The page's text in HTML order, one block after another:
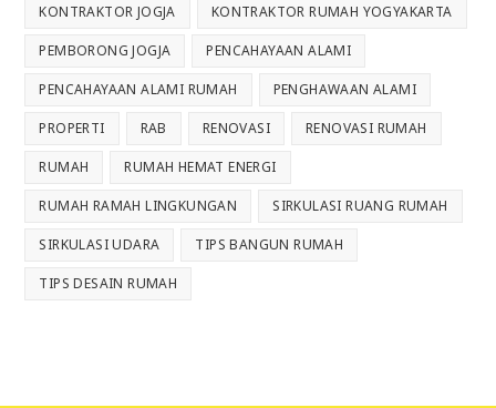
KONTRAKTOR JOGJA KONTRAKTOR RUMAH YOGYAKARTA
PEMBORONG JOGJA PENCAHAYAAN ALAMI
PENCAHAYAAN ALAMI RUMAH PENGHAWAAN ALAMI
PROPERTI RAB RENOVASI RENOVASI RUMAH
RUMAH RUMAH HEMAT ENERGI
RUMAH RAMAH LINGKUNGAN SIRKULASI RUANG RUMAH
SIRKULASI UDARA TIPS BANGUN RUMAH
TIPS DESAIN RUMAH